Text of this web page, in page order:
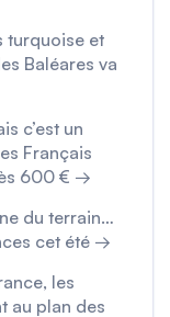
turquoise et
Baléares va
c’est un
Français
600 € →
du terrain…
cet été →
les
au plan des